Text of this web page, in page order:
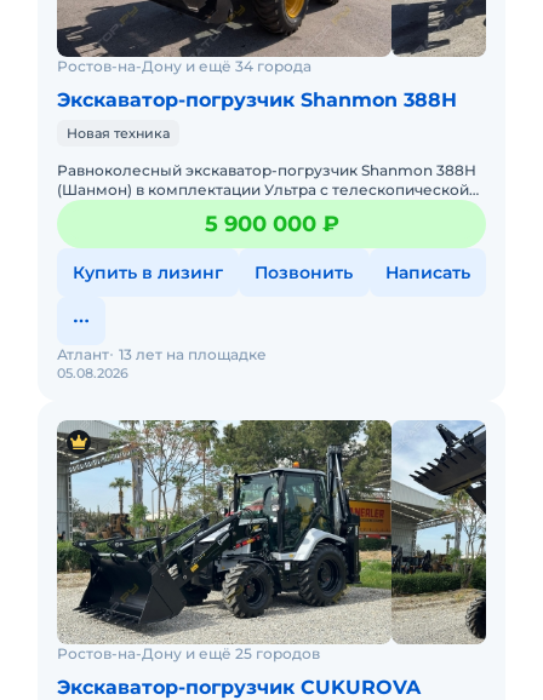
Ростов-на-Дону и ещё 34 города
Экскаватор-погрузчик Shanmon 388H
Новая техника
Равноколесный экскаватор-погрузчик Shanmon 388Н
(Шанмон) в комплектации Ультра с телескопической
стрелой, мокрыми мостами CARRARO, поршневым
насосом Hangli и ре5 900 000 ₽
Купить в лизинг Позвонить Написать
05.08.2026
Атлант 13 лет на площадке
Ростов-на-Дону и ещё 25 городов
Экскаватор-погрузчик CUKUROVA